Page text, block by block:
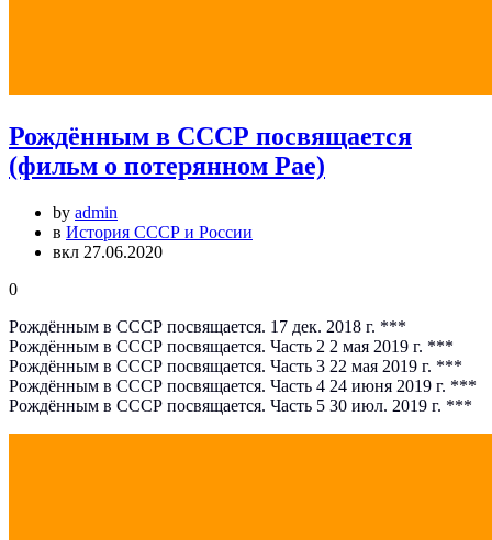
Рождённым в СССР посвящается
(фильм о потерянном Рае)
by admin
в История СССР и России
вкл 27.06.2020
0
Рождённым в СССР посвящается. 17 дек. 2018 г. ***
Рождённым в СССР посвящается. Часть 2 2 мая 2019 г. ***
Рождённым в СССР посвящается. Часть 3 22 мая 2019 г. ***
Рождённым в СССР посвящается. Часть 4 24 июня 2019 г. ***
Рождённым в СССР посвящается. Часть 5 30 июл. 2019 г. ***